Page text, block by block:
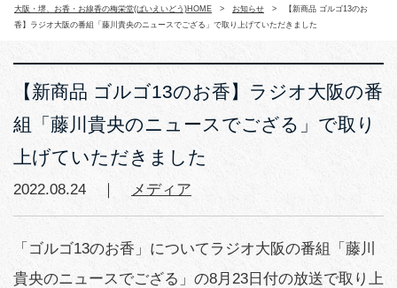
大阪・堺、お香・お線香の梅栄堂(ばいえいどう)HOME > お知らせ >
【新商品 ゴルゴ13のお
香】ラジオ大阪の番組「藤川貴央のニュースでござる」で取り上げていただきました
【新商品 ゴルゴ13のお香】ラジオ大阪の番
組「藤川貴央のニュースでござる」で取り
上げていただきました
2022.08.24 ｜ メディア
「ゴルゴ13のお香」についてラジオ大阪の番組「藤川
貴央のニュースでござる」の8月23日付の放送で取り上